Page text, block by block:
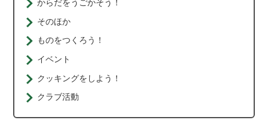
からだをうごかそう！
そのほか
ものをつくろう！
イベント
クッキングをしよう！
クラブ活動